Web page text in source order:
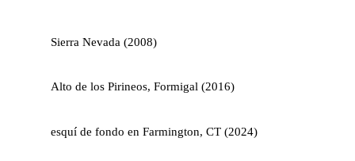
Sierra Nevada (2008)
Alto de los Pirineos, Formigal (2016)
esquí de fondo en Farmington, CT (2024)